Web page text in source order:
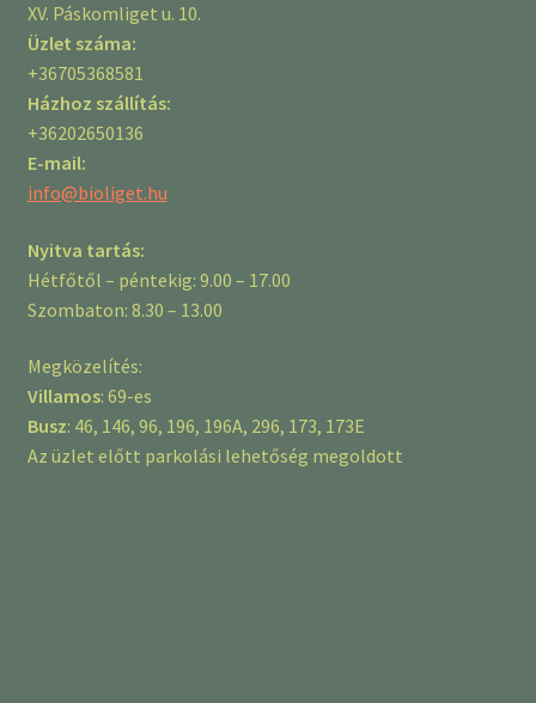
XV. Páskomliget u. 10.
Üzlet száma:
+36705368581
Házhoz szállítás:
+36202650136
E-mail:
info@bioliget.hu
Nyitva tartás:
Hétfőtől – péntekig: 9.00 – 17.00
Szombaton: 8.30 – 13.00
Megközelítés:
Villamos: 69-es
Busz: 46, 146, 96, 196, 196A, 296, 173, 173E
Az üzlet előtt parkolási lehetőség megoldott